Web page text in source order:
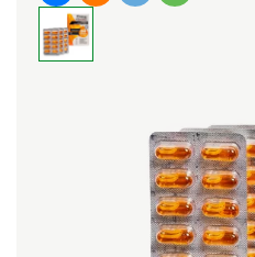
Сашера-Мед
Препараты при
Прочие фитопрепараты
Сборы трав